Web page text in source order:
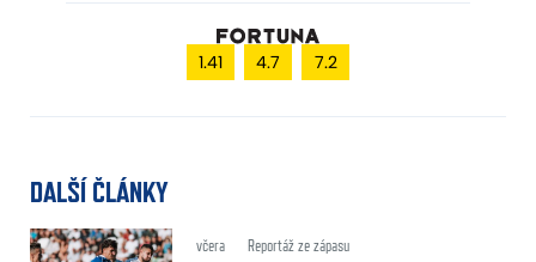
1.41 4.7 7.2
DALŠÍ ČLÁNKY
včera Reportáž ze zápasu